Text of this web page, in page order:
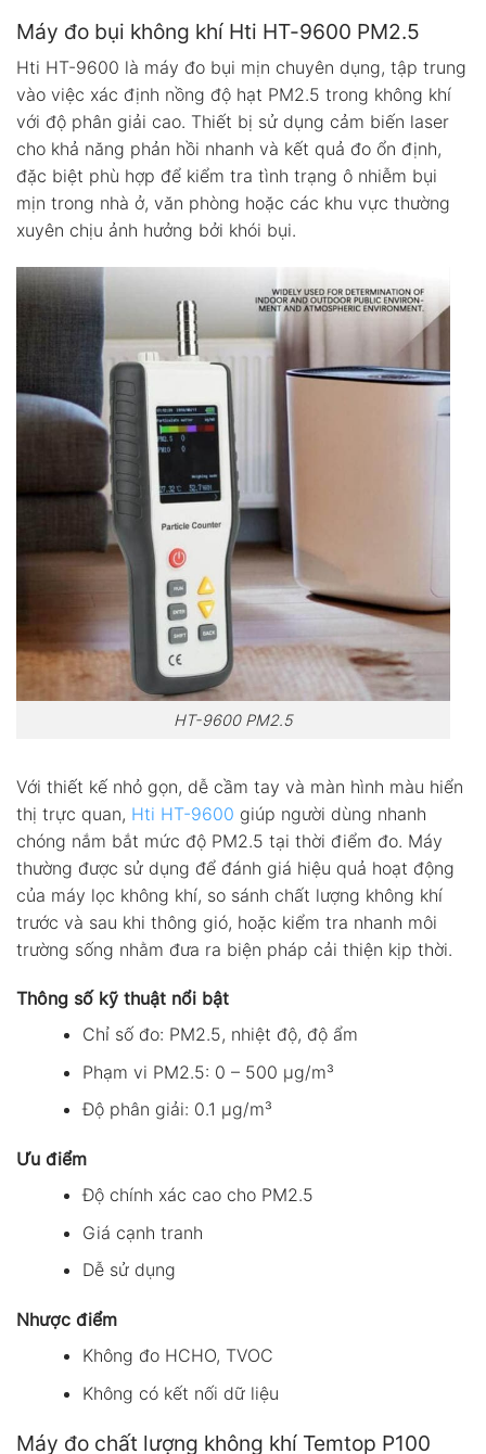
Máy đo bụi không khí Hti HT-9600 PM2.5
Hti HT-9600 là máy đo bụi mịn chuyên dụng, tập trung
vào việc xác định nồng độ hạt PM2.5 trong không khí
với độ phân giải cao. Thiết bị sử dụng cảm biến laser
cho khả năng phản hồi nhanh và kết quả đo ổn định,
đặc biệt phù hợp để kiểm tra tình trạng ô nhiễm bụi
mịn trong nhà ở, văn phòng hoặc các khu vực thường
xuyên chịu ảnh hưởng bởi khói bụi.
HT-9600 PM2.5
Với thiết kế nhỏ gọn, dễ cầm tay và màn hình màu hiển
thị trực quan, Hti HT-9600 giúp người dùng nhanh
chóng nắm bắt mức độ PM2.5 tại thời điểm đo. Máy
thường được sử dụng để đánh giá hiệu quả hoạt động
của máy lọc không khí, so sánh chất lượng không khí
trước và sau khi thông gió, hoặc kiểm tra nhanh môi
trường sống nhằm đưa ra biện pháp cải thiện kịp thời.
Thông số kỹ thuật nổi bật
Chỉ số đo: PM2.5, nhiệt độ, độ ẩm
Phạm vi PM2.5: 0 – 500 µg/m³
Độ phân giải: 0.1 µg/m³
Ưu điểm
Độ chính xác cao cho PM2.5
Giá cạnh tranh
Dễ sử dụng
Nhược điểm
Không đo HCHO, TVOC
Không có kết nối dữ liệu
Máy đo chất lượng không khí Temtop P100